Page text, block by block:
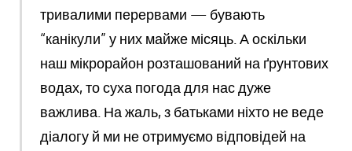
тривалими перервами — бувають
“канікули” у них майже місяць. А оскільки
наш мікрорайон розташований на ґрунтових
водах, то суха погода для нас дуже
важлива. На жаль, з батьками ніхто не веде
діалогу й ми не отримуємо відповідей на